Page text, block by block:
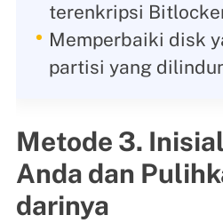
terenkripsi
Memperbaiki disk
partisi yang
Metode 3.
Anda dan
darinya